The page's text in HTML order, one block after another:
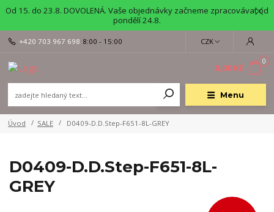
Od 15. do 23.8. DOVOLENÁ. Vaše objednávky začneme zpracovávat od
pondělí 24.8.
Menu
CZK
+420 703 967 698 8:00 - 15:00
0
0,00 Kč
Úvod SALE D0409-D.D.Step-F651-8L-GREY
D0409-D.D.Step-F651-8L-
GREY